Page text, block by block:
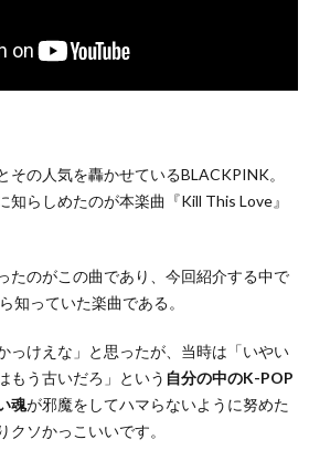
その人気を轟かせているBLACKPINK。
知らしめたのが本楽曲『Kill This Love』
たのがこの曲であり、今回紹介する中で
知っていた楽曲である。
っけえな」と思ったが、当時は「いやい
もう古いだろ」という 自分の中のK-POP
魂が邪魔をしてハマらないように努めた
ソかっこいいです。